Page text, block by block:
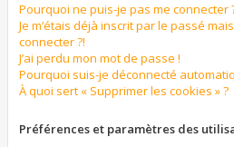
Pourquoi ne puis-je pas me connecter
Je m’étais déjà inscrit par le passé
connecter ?!
J’ai perdu mon mot de passe !
Pourquoi suis-je déconnecté
À quoi sert « Supprimer les cookies » ?
Préférences et paramètres des